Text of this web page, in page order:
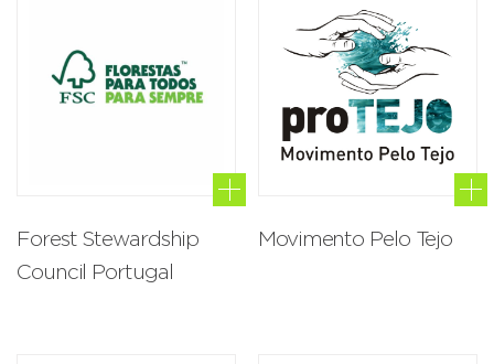
Forest Stewardship
Council Portugal
Movimento Pelo Tejo